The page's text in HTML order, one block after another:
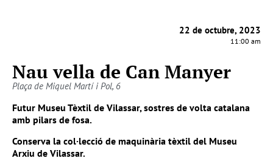
22 de octubre, 2023
11:00 am
Nau vella de Can Manyer
Plaça de Miquel Martí i Pol, 6
Futur Museu Tèxtil de Vilassar, sostres de volta catalana
amb pilars de fosa.
Conserva la col·lecció de maquinària tèxtil del Museu
Arxiu de Vilassar.